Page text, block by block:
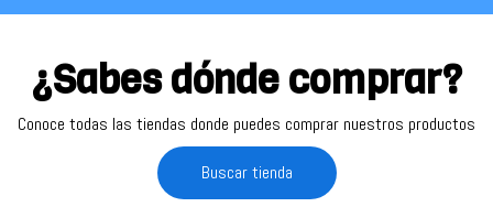
¿Sabes dónde comprar?
Conoce todas las tiendas donde puedes comprar nuestros productos
Buscar tienda